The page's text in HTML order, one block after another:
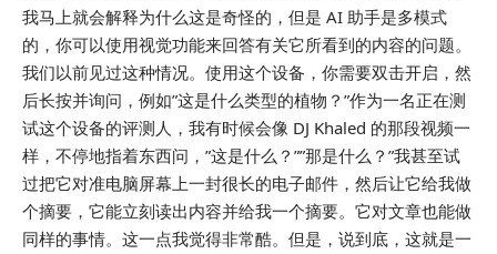
我马上就会解释为什么这是奇怪的，但是 AI 助手是多模式
的，你可以使用视觉功能来回答有关它所看到的内容的问题。
我们以前见过这种情况。使用这个设备，你需要双击开启，然
后长按并询问，例如”这是什么类型的植物？”作为一名正在测
试这个设备的评测人，我有时候会像 DJ Khaled 的那段视频一
样，不停地指着东西问，”这是什么？””那是什么？”我甚至试
过把它对准电脑屏幕上一封很长的电子邮件，然后让它给我做
个摘要，它能立刻读出内容并给我一个摘要。它对文章也能做
同样的事情。这一点我觉得非常酷。但是，说到底，这就是一